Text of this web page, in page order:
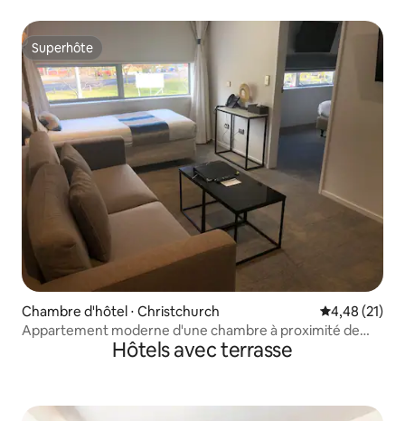
Superhôte
Superhôte
Chambre d'hôtel ⋅ Christchurch Évaluation
4,48 (21)
Appartement moderne d'une chambre à proximité de
l'université et de l'aéroportHôtels avec terrasse